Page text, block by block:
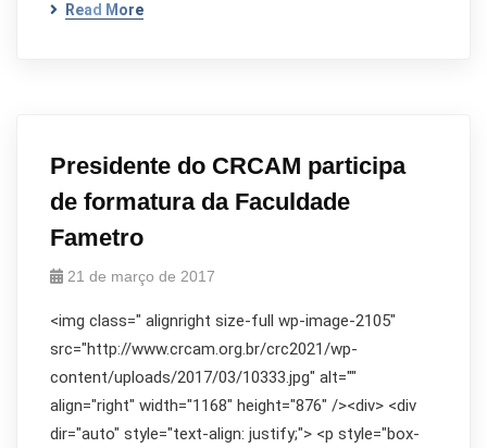
Read More
Presidente do CRCAM participa
de formatura da Faculdade
Fametro
21 de março de 2017
<img class=" alignright size-full wp-image-2105"
src="http://www.crcam.org.br/crc2021/wp-
content/uploads/2017/03/10333.jpg" alt=""
align="right" width="1168" height="876" /><div> <div
dir="auto" style="text-align: justify;"> <p style="box-